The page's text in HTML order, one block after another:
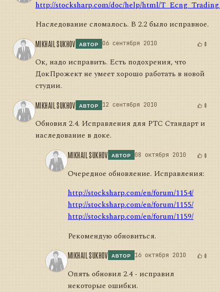
http://stocksharp.com/doc/help/html/
Наследование сломалось. В 2.2 было исправное.
MIKHAIL SUKHOV АВТОР 06 сентября 2010 0
Ок, надо исправить. Есть подохрения, что
ДокПрожект не умеет хорошо работать в новой
студии.
MIKHAIL SUKHOV АВТОР 12 сентября 2010 0
Обновил 2.4. Исправления для РТС Стандарт и
наследование в доке.
MIKHAIL SUKHOV АВТОР 08 октября 2010 0
Очередное обновление. Исправления:
http://stocksharp.com/en/forum/1154/
http://stocksharp.com/en/forum/1155/
http://stocksharp.com/en/forum/1159/
Рекомендую обновиться.
MIKHAIL SUKHOV АВТОР 16 октября 2010 0
Опять обновил 2.4 - исправил
некоторые ошибки.